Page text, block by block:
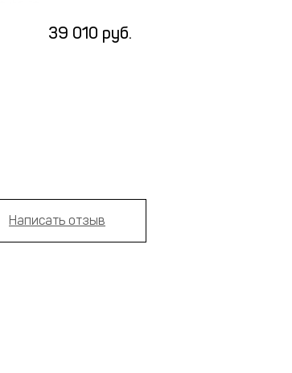
39 010 руб.
Написать отзыв